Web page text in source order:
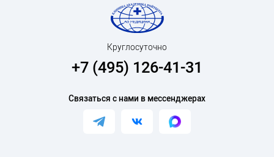
Круглосуточно
+7 (495) 126-41-31
Связаться с нами в мессенджерах